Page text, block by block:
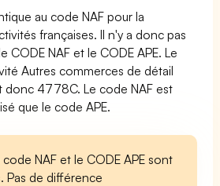
au code NAF pour la
françaises. Il n'y a donc pas
NAF et le CODE APE. Le
Autres commerces de détail
donc 4778C. Le code NAF est
que le code APE.
code NAF et le CODE APE sont
Pas de différence